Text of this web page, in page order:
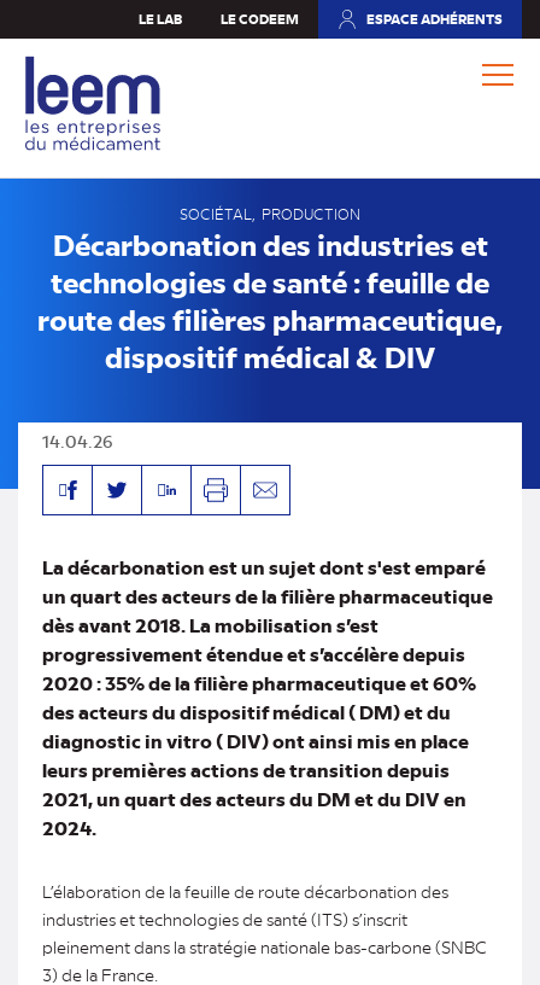
au
contenu
principal
LE LAB LE CODEEM ESPACE ADHÉRENTS
(NOUVEL
SOCIÉTAL PRODUCTION
Décarbonation des industries et
technologies de santé : feuille de
route des filières pharmaceutique,
dispositif médical & DIV
14.04.26
FacebookTwitterLinkedinImprimerEnvoyer
La décarbonation est un sujet dont s'est emparé
un quart des acteurs de la filière pharmaceutique
dès avant 2018. La mobilisation s’est
progressivement étendue et s’accélère depuis
2020 : 35% de la filière pharmaceutique et 60%
des acteurs du dispositif médical ( DM) et du
diagnostic in vitro ( DIV) ont ainsi mis en place
leurs premières actions de transition depuis
2021, un quart des acteurs du DM et du DIV en
2024.
L’élaboration de la feuille de route décarbonation des
industries et technologies de santé (ITS) s’inscrit
pleinement dans la stratégie nationale bas-carbone (SNBC
3) de la France.